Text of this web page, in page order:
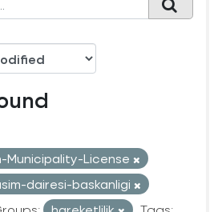
Municipality-License
dairesi-baskanligi